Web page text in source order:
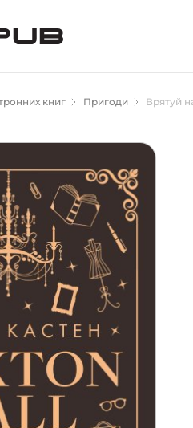
Художня
Книги для
Науково-
Навчальна
(527)
Енциклопедії,
(55)
Подарункові
книг Пригоди Врятуй